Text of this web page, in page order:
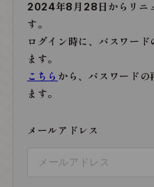
2024年8月28日からリニ
す。
ログイン時に、パスワー
ます。
こちら から、パスワードの
ます。
メールアドレス